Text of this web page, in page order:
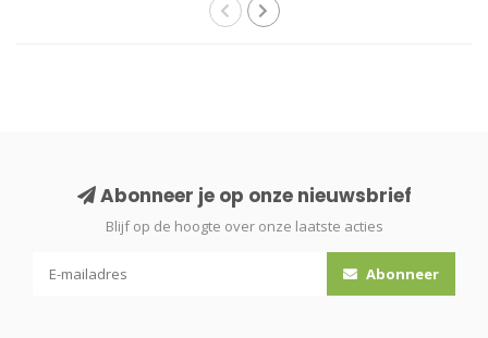
Abonneer je op onze nieuwsbrief
Blijf op de hoogte over onze laatste acties
Abonneer